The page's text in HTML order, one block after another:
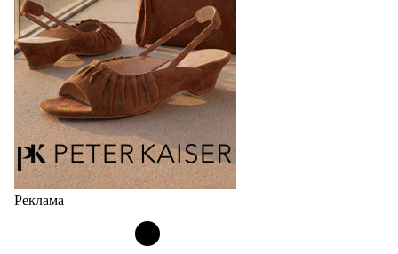
кроссовок обтекаемой формы и с тонкой подошвой).
Но в модели Miu Miu Bubble присутствует еще и…
05.08.2026 2121
Реклама